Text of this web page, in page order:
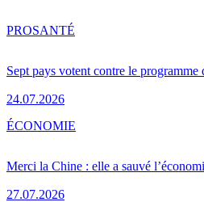
Sept pays votent contre le programme
24.07.2026
PROSANTÉ
Merci la Chine : elle a sauvé
27.07.2026
ÉCONOMIE